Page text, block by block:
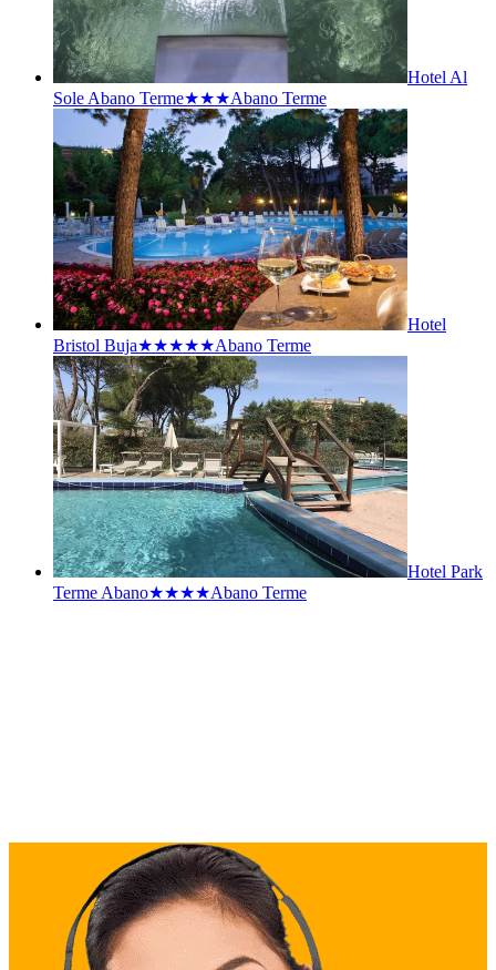
Hotel Al
Sole Abano Terme★★★Abano Terme
Hotel
Bristol Buja★★★★★Abano Terme
Hotel Park
Terme Abano★★★★Abano Terme